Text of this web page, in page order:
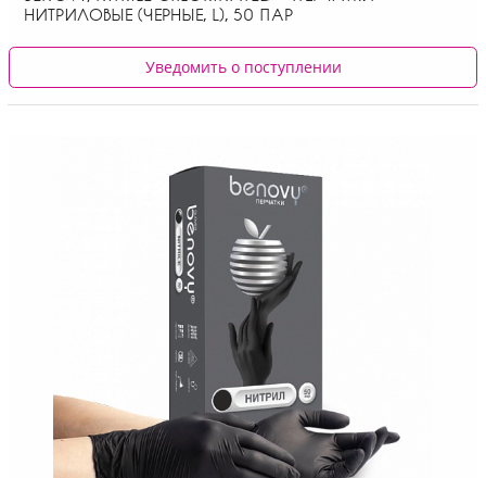
НИТРИЛОВЫЕ (ЧЕРНЫЕ, L), 50 ПАР
Уведомить о поступлении